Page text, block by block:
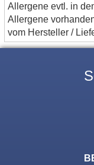
Allergene evtl. in
Allergene
vom Hersteller /